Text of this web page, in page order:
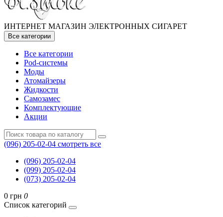
ИНТЕРНЕТ МАГАЗИН ЭЛЕКТРОННЫХ СИГАРЕТ
Все категории
Все категории
Pod-системы
Моды
Атомайзеры
Жидкости
Самозамес
Комплектующие
Акции
(096) 205-02-04 смотреть все
(096) 205-02-04
(099) 205-02-04
(073) 205-02-04
0 грн 0
Список категорий